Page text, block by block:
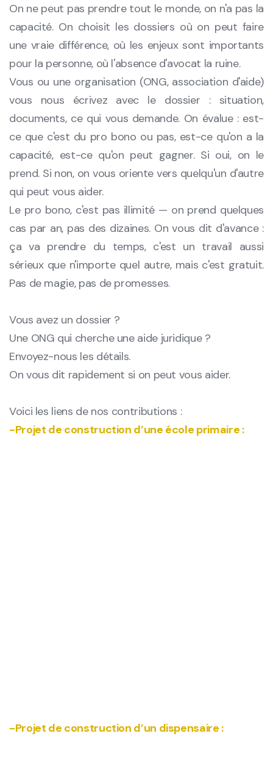
On ne peut pas prendre tout le monde, on n'a pas la
capacité. On choisit les dossiers où on peut faire
une vraie différence, où les enjeux sont importants
pour la personne, où l'absence d'avocat la ruine.
Vous ou une organisation (ONG, association d'aide)
vous nous écrivez avec le dossier : situation,
documents, ce qui vous demande. On évalue : est-
ce que c'est du pro bono ou pas, est-ce qu'on a la
capacité, est-ce qu'on peut gagner. Si oui, on le
prend. Si non, on vous oriente vers quelqu'un d'autre
qui peut vous aider.
Le pro bono, c'est pas illimité — on prend quelques
cas par an, pas des dizaines. On vous dit d'avance :
ça va prendre du temps, c'est un travail aussi
sérieux que n'importe quel autre, mais c'est gratuit.
Pas de magie, pas de promesses.
Vous avez un dossier ?
Une ONG qui cherche une aide juridique ?
Envoyez-nous les détails.
On vous dit rapidement si on peut vous aider.
Voici les liens de nos contributions :
-Projet de construction d’une école primaire :
-Projet de construction d’un dispensaire :